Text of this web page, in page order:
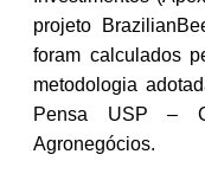
projeto
foram calculados
metodologia
Pensa USP –
Agronegócios.